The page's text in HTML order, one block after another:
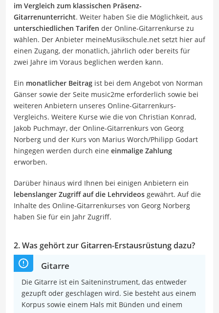
im Vergleich zum klassischen Präsenz-
Gitarrenunterricht. Weiter haben Sie die Möglichkeit, aus
unterschiedlichen Tarifen der Online-Gitarrenkurse zu
wählen. Der Anbieter meineMusikschule.net setzt hier auf
einen Zugang, der monatlich, jährlich oder bereits für
zwei Jahre im Voraus beglichen werden kann.
Ein monatlicher Beitrag ist bei dem Angebot von Norman
Gänser sowie der Seite music2me erforderlich sowie bei
weiteren Anbietern unseres Online-Gitarrenkurs-
Vergleichs. Weitere Kurse wie die von Christian Konrad,
Jakob Puchmayr, der Online-Gitarrenkurs von Georg
Norberg und der Kurs von Marius Worch/Philipp Godart
hingegen werden durch eine einmalige Zahlung
erworben.
Darüber hinaus wird Ihnen bei einigen Anbietern ein
lebenslanger Zugriff auf die Lehrvideos gewährt. Auf die
Inhalte des Online-Gitarrenkurses von Georg Norberg
haben Sie für ein Jahr Zugriff.
2. Was gehört zur Gitarren-Erstausrüstung dazu?
Gitarre
Die Gitarre ist ein Saiteninstrument, das entweder
gezupft oder geschlagen wird. Sie besteht aus einem
Korpus sowie einem Hals mit Bünden und einem